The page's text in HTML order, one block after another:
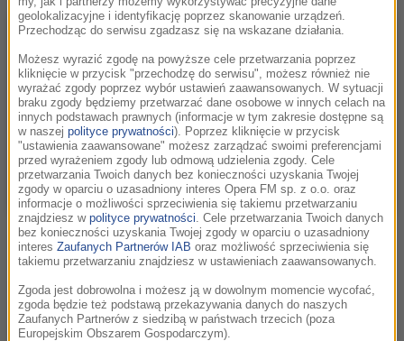
Mottem przewodnim wydarzenia w tym roku jest „magia
muzyki filmowej”. Hasło w zamyśle organizatorów imprezy
odnosi się do wielu odsłon muzyki filmowej, które będzie
można znaleźć na festiwalu – od jazzu, przez najnowsze
seriale, po muzykę z hollywoodzkim produkcji.
geolokalizacyjne i identyfikację poprzez skanowanie urządzeń.
Przechodząc do serwisu zgadzasz się na wskazane działania.
Możesz wyrazić zgodę na powyższe cele przetwarzania poprzez
kliknięcie w przycisk "przechodzę do serwisu", możesz również nie
wyrażać zgody poprzez wybór ustawień zaawansowanych. W sytuacji
braku zgody będziemy przetwarzać dane osobowe w innych celach na
innych podstawach prawnych (informacje w tym zakresie dostępne są
w naszej polityce prywatności). Poprzez kliknięcie w przycisk
"ustawienia zaawansowane" możesz zarządzać swoimi preferencjami
przed wyrażeniem zgody lub odmową udzielenia zgody. Cele
przetwarzania Twoich danych bez konieczności uzyskania Twojej
zgody w oparciu o uzasadniony interes Opera FM sp. z o.o. oraz
informacje o możliwości sprzeciwienia się takiemu przetwarzaniu
znajdziesz w polityce prywatności . Cele przetwarzania Twoich danych
bez konieczności uzyskania Twojej zgody w oparciu o uzasadniony
interes Zaufanych Partnerów IAB oraz możliwość sprzeciwienia się
takiemu przetwarzaniu znajdziesz w ustawieniach zaawansowanych.
Zgoda jest dobrowolna i możesz ją w dowolnym momencie wycofać,
zgoda będzie też podstawą przekazywania danych do naszych
Zaufanych Partnerów z siedzibą w państwach trzecich (poza
Europejskim Obszarem Gospodarczym).